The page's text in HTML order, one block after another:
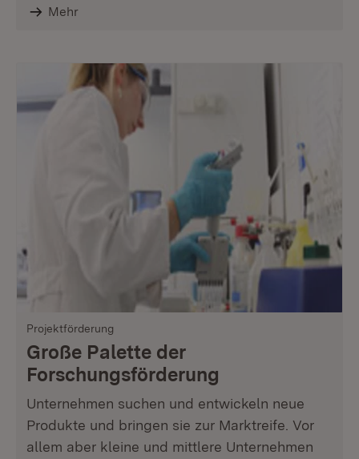
Mehr
Projektförderung
Große Palette der
Forschungsförderung
Unternehmen suchen und entwickeln neue
Produkte und bringen sie zur Marktreife. Vor
allem aber kleine und mittlere Unternehmen